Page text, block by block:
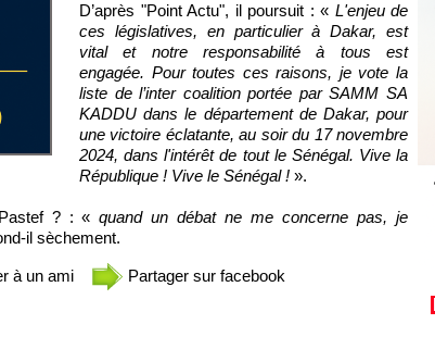
D’après "Point Actu", il poursuit : « L'enjeu de
ces législatives, en particulier à Dakar, est
vital et notre responsabilité à tous est
engagée. Pour toutes ces raisons, je vote la
liste de l’inter coalition portée par SAMM SA
KADDU dans le département de Dakar, pour
une victoire éclatante, au soir du 17 novembre
2024, dans l'intérêt de tout le Sénégal. Vive la
République ! Vive le Sénégal ! ».
Pastef ? : «quand un débat ne me concerne pas, je
il sèchement.
à un ami Partager sur facebook